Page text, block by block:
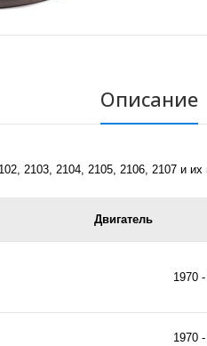
Описание
2103, 2104, 2105, 2106, 2107 и
Двигатель
1970
1970